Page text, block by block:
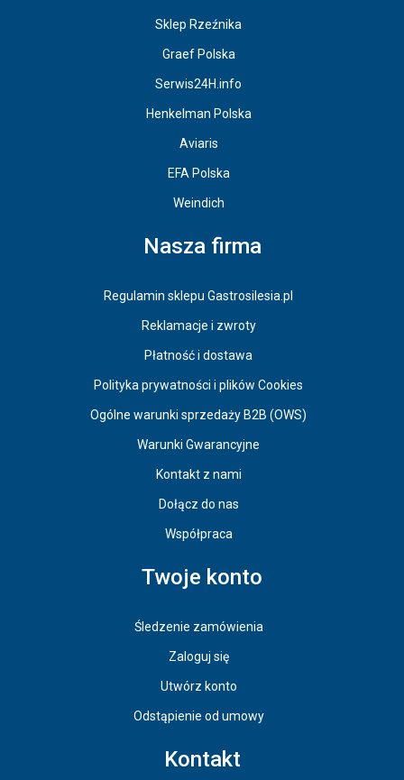
Sklep Rzeźnika
Graef Polska
Serwis24H.info
Henkelman Polska
Aviaris
EFA Polska
Weindich
Nasza firma
Regulamin sklepu Gastrosilesia.pl
Reklamacje i zwroty
Płatność i dostawa
Polityka prywatności i plików Cookies
Ogólne warunki sprzedaży B2B (OWS)
Warunki Gwarancyjne
Kontakt z nami
Dołącz do nas
Współpraca
Twoje konto
Śledzenie zamówienia
Zaloguj się
Utwórz konto
Odstąpienie od umowy
Kontakt